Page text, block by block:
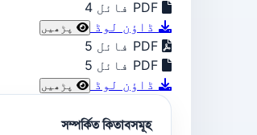
PDF فائل 4
ڈاؤن لوڈ
PDF فائل 5
ڈاؤن لوڈ
সম্পর্কিত কিতাবসমূহ